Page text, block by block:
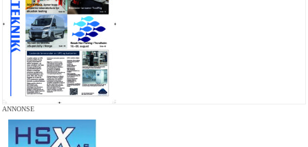
ANNONSE